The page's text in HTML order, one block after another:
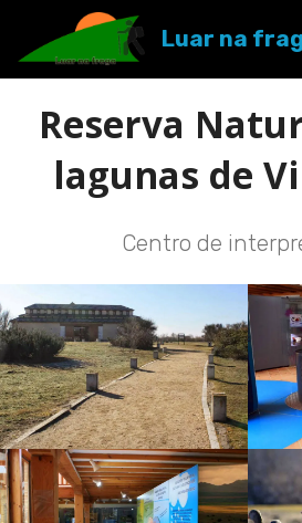
Luar na
Reserva
lagunas de
Centro de